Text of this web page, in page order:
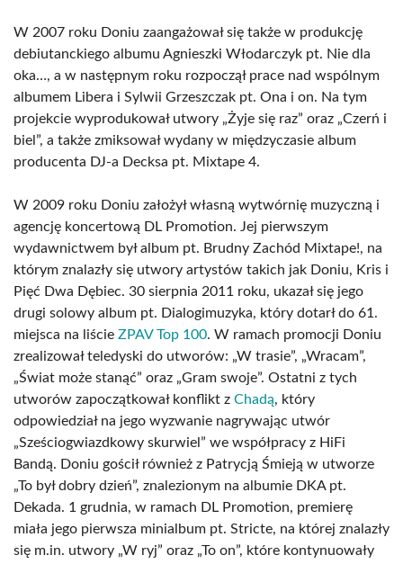
W 2007 roku Doniu zaangażował się także w produkcję
debiutanckiego albumu Agnieszki Włodarczyk pt. Nie dla
oka…, a w następnym roku rozpoczął prace nad wspólnym
albumem Libera i Sylwii Grzeszczak pt. Ona i on. Na tym
projekcie wyprodukował utwory „Żyje się raz” oraz „Czerń i
biel”, a także zmiksował wydany w międzyczasie album
producenta DJ-a Decksa pt. Mixtape 4.
W 2009 roku Doniu założył własną wytwórnię muzyczną i
agencję koncertową DL Promotion. Jej pierwszym
wydawnictwem był album pt. Brudny Zachód Mixtape!, na
którym znalazły się utwory artystów takich jak Doniu, Kris i
Pięć Dwa Dębiec. 30 sierpnia 2011 roku, ukazał się jego
drugi solowy album pt. Dialogimuzyka, który dotarł do 61.
miejsca na liście ZPAV Top 100. W ramach promocji Doniu
zrealizował teledyski do utworów: „W trasie”, „Wracam”,
„Świat może stanąć” oraz „Gram swoje”. Ostatni z tych
utworów zapoczątkował konflikt z Chadą, który
odpowiedział na jego wyzwanie nagrywając utwór
„Sześciogwiazdkowy skurwiel” we współpracy z HiFi
Bandą. Doniu gościł również z Patrycją Śmieją w utworze
„To był dobry dzień”, znalezionym na albumie DKA pt.
Dekada. 1 grudnia, w ramach DL Promotion, premierę
miała jego pierwsza minialbum pt. Stricte, na której znalazły
się m.in. utwory „W ryj” oraz „To on”, które kontynuowały